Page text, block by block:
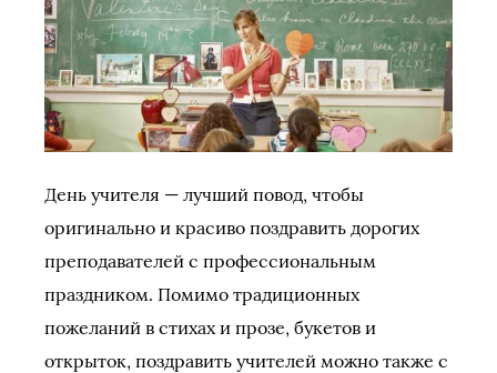
День учителя — лучший повод, чтобы
оригинально и красиво поздравить дорогих
преподавателей с профессиональным
праздником. Помимо традиционных
пожеланий в стихах и прозе, букетов и
открыток, поздравить учителей можно также с